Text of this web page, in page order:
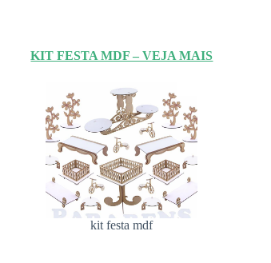
KIT FESTA MDF – VEJA MAIS
kit festa mdf